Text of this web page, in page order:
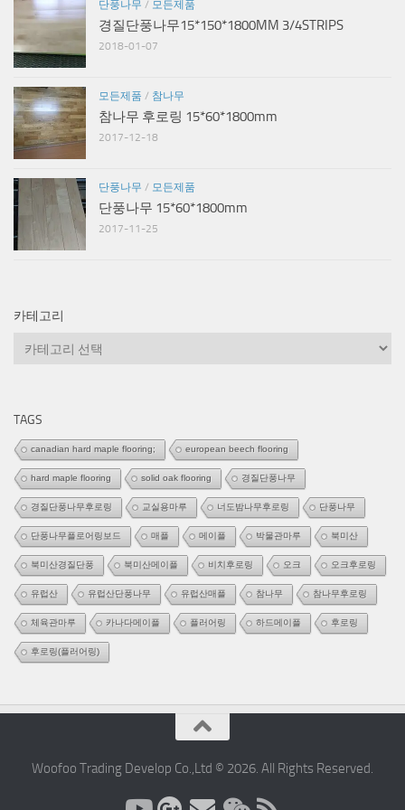
단풍나무 / 모든제품
경질단풍나무15*150*1800MM 3/4STRIPS
2018-01-07
모든제품 / 참나무
참나무 후로링 15*60*1800mm
2017-12-18
단풍나무 / 모든제품
단풍나무 15*60*1800mm
2017-11-25
카테고리
카
TAGS
canadian hard maple flooring; european beech flooring
hard maple flooring solid oak flooring 경질단풍나무
경질단풍나무후로링 교실용마루 너도밤나무후로링 단풍나무
단풍나무플로어링보드 매플 메이플 박물관마루 북미산
북미산경질단풍 북미산메이플 비치후로링 오크 오크후로링
유럽산 유럽산단풍나무 유럽산매플 참나무 참나무후로링
체육관마루 카나다메이플 플러어링 하드메이플 후로링
후로링(플러어링)
Woofoo Trading Develop Co.,Ltd © 2026. All Rights Reserved.